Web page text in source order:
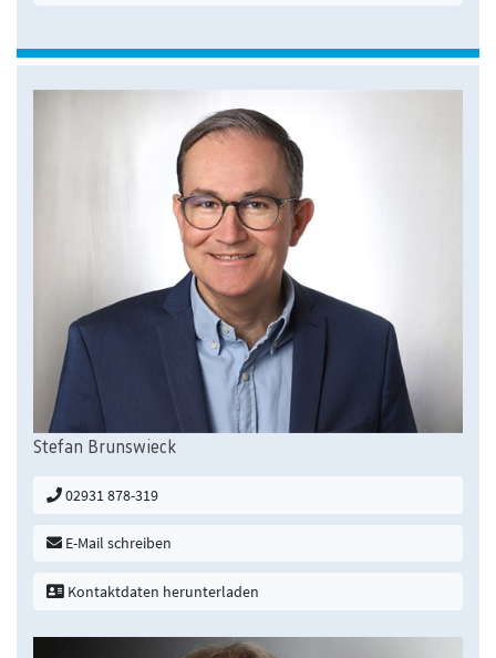
Stefan Brunswieck
02931 878-319
E-Mail schreiben
Kontaktdaten herunterladen